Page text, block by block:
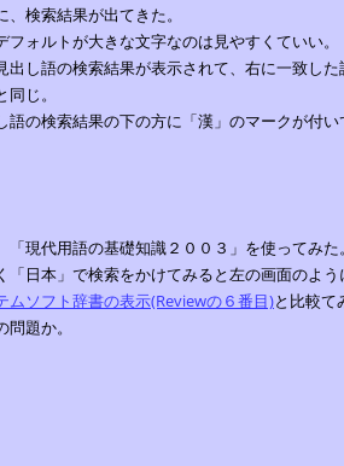
、検索結果が出てきた。
フォルトが大きな文字なのは見やすくていい。
出し語の検索結果が表示されて、右に一致し
同じ。
語の検索結果の下の方に「漢」のマークが付
「現代用語の基礎知識２００３」を使ってみた。
「日本」で検索をかけてみると左の画面のよう
ムソフト辞書の表示(Reviewの６番目)と比較て
問題か。